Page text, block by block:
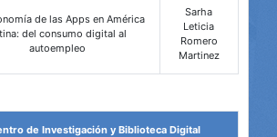
de las Apps en América
del consumo digital al
autoempleo
Sarha
Leticia
Romero
Martinez
de Investigación y Biblioteca Digital